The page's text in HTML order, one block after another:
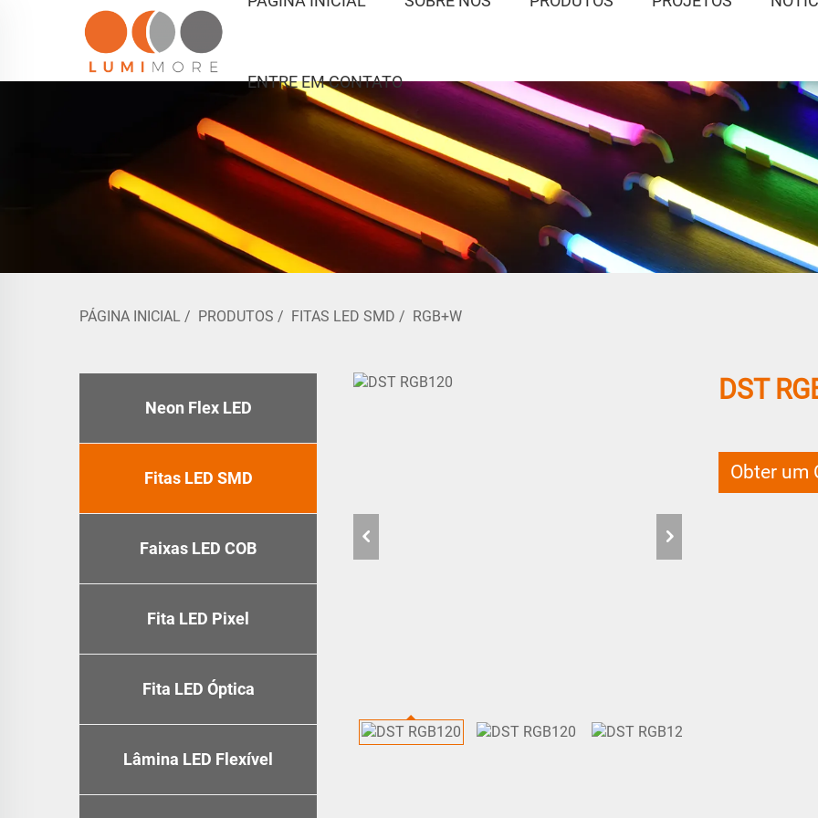
ENTRE EM CONTATO
PÁGINA INICIAL / PRODUTOS / FITAS LED SMD / RGB+W
Neon Flex LED
Fitas LED SMD
Faixas LED COB
Fita LED Pixel
Fita LED Óptica
Lâmina LED Flexível
DST
Obter um